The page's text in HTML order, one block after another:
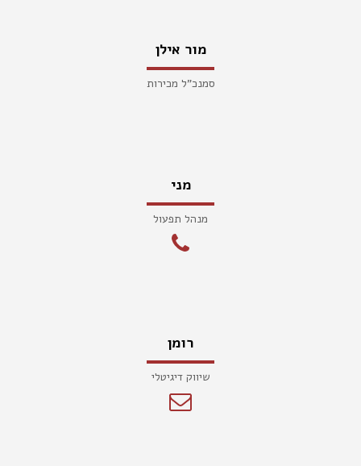
מור אילן
סמנכ"ל מכירות
מני
מנהל תפעול
רומן
שיווק דיגיטלי